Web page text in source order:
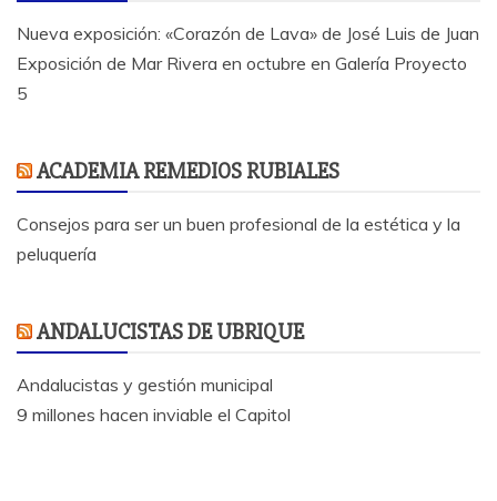
Nueva exposición: «Corazón de Lava» de José Luis de Juan
Exposición de Mar Rivera en octubre en Galería Proyecto
5
ACADEMIA REMEDIOS RUBIALES
Consejos para ser un buen profesional de la estética y la
peluquería
ANDALUCISTAS DE UBRIQUE
Andalucistas y gestión municipal
9 millones hacen inviable el Capitol